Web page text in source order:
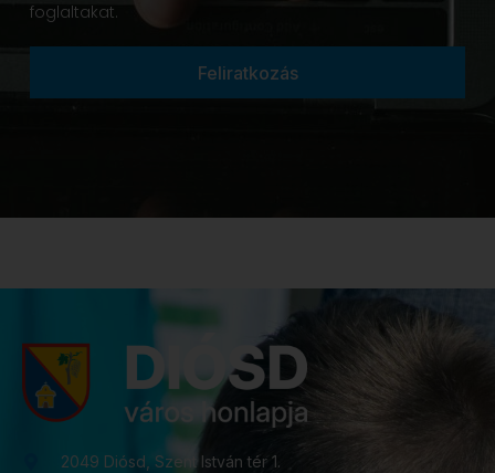
foglaltakat.
Feliratkozás
2049 Diósd, Szent István tér 1.